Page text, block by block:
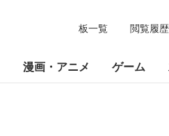
板一覧 閲覧履歴
漫画・アニメ ゲーム